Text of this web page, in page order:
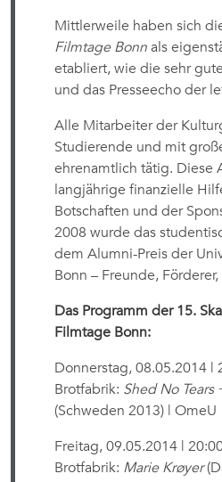
Mittlerweile haben sich
Filmtage Bonn als
etabliert, wie die sehr
und das Presseecho der
Alle Mitarbeiter der
Studierende und mit
ehrenamtlich tätig. Diese
langjährige finanzielle
Botschaften und der
2008 wurde das
dem Alumni-Preis der
Bonn – Freunde,
Das Programm der 15.
Filmtage Bonn:
Donnerstag, 08.05.2014 |
Brotfabrik: Shed No
(Schweden 2013) | OmeU
Freitag, 09.05.2014 |
Brotfabrik: Marie Krøyer